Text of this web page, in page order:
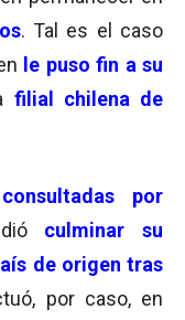
. Tal es el caso
le puso fin a su
filial chilena de
por
culminar su
de origen tras
por caso, en